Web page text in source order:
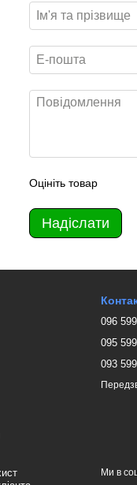
Оцініть товар
Надіслати
096
095
093
Ми в